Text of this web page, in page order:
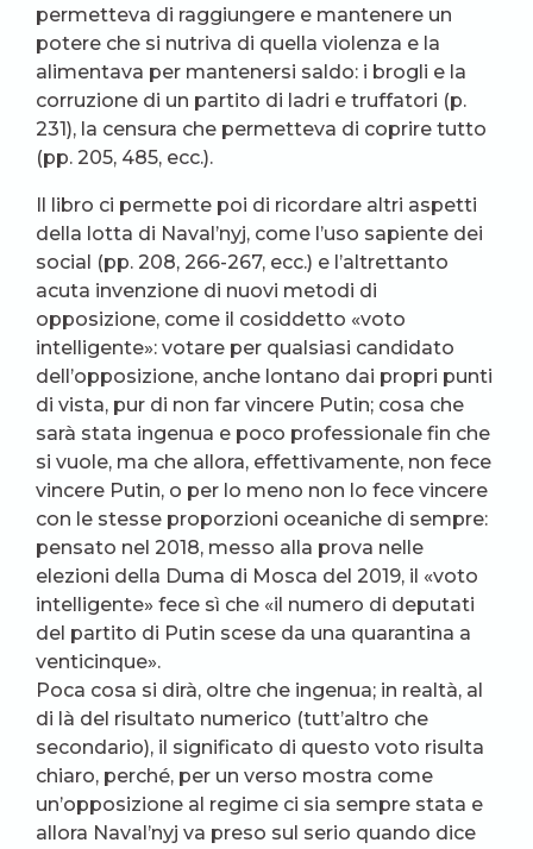
permetteva di raggiungere e mantenere un
potere che si nutriva di quella violenza e la
alimentava per mantenersi saldo: i brogli e la
corruzione di un partito di ladri e truffatori (p.
231), la censura che permetteva di coprire tutto
(pp. 205, 485, ecc.).
Il libro ci permette poi di ricordare altri aspetti
della lotta di Naval’nyj, come l’uso sapiente dei
social (pp. 208, 266-267, ecc.) e l’altrettanto
acuta invenzione di nuovi metodi di
opposizione, come il cosiddetto «voto
intelligente»: votare per qualsiasi candidato
dell’opposizione, anche lontano dai propri punti
di vista, pur di non far vincere Putin; cosa che
sarà stata ingenua e poco professionale fin che
si vuole, ma che allora, effettivamente, non fece
vincere Putin, o per lo meno non lo fece vincere
con le stesse proporzioni oceaniche di sempre:
pensato nel 2018, messo alla prova nelle
elezioni della Duma di Mosca del 2019, il «voto
intelligente» fece sì che «il numero di deputati
del partito di Putin scese da una quarantina a
venticinque».
Poca cosa si dirà, oltre che ingenua; in realtà, al
di là del risultato numerico (tutt’altro che
secondario), il significato di questo voto risulta
chiaro, perché, per un verso mostra come
un’opposizione al regime ci sia sempre stata e
allora Naval’nyj va preso sul serio quando dice